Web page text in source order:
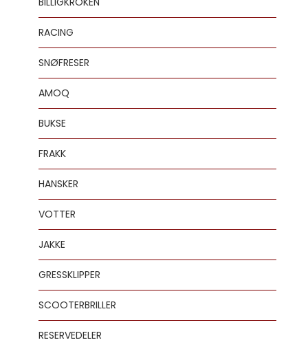
RACING
SNØFRESER
AMOQ
BUKSE
FRAKK
HANSKER
VOTTER
JAKKE
GRESSKLIPPER
SCOOTERBRILLER
RESERVEDELER